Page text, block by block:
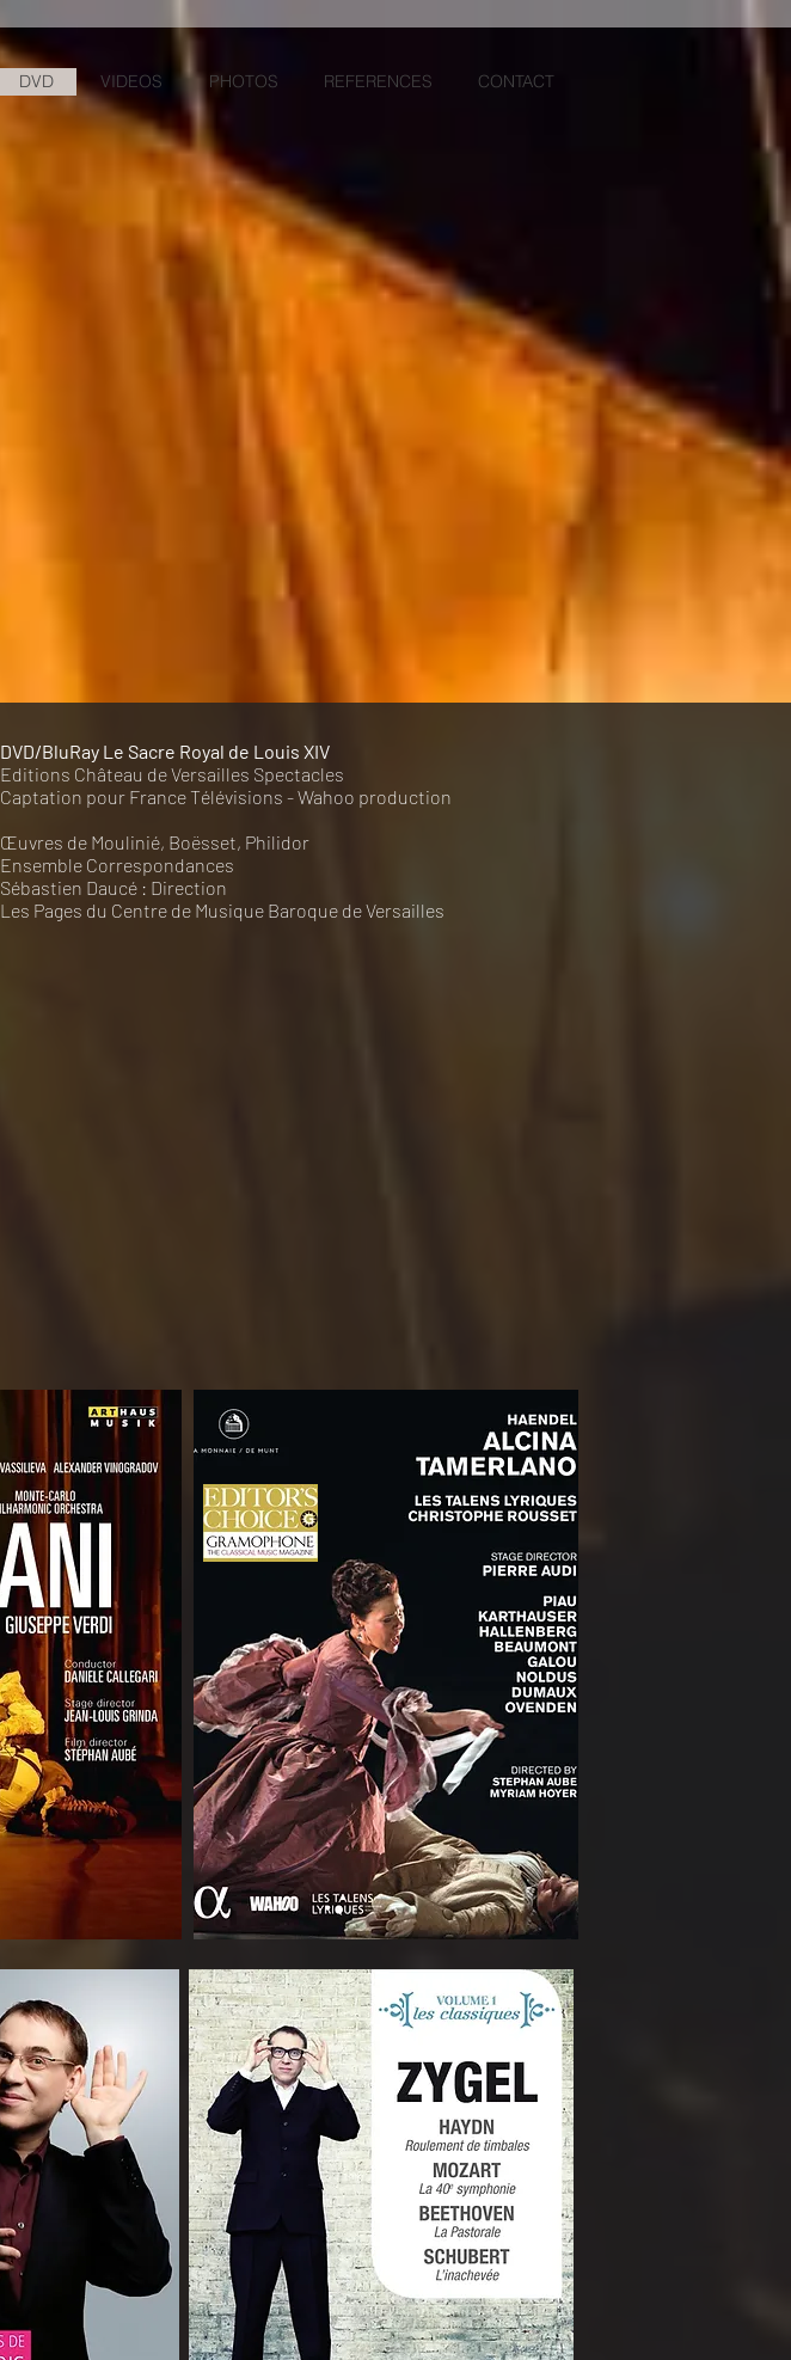
DVD VIDEOS PHOTOS REFERENCES CONTACT
DVD/BluRay Le Sacre Royal de Louis XIV
Editions Château de Versailles Spectacles
Captation pour France Télévisions - Wahoo production
Œuvres de Moulinié, Boësset, Philidor
Ensemble Correspondances
Sébastien Daucé : Direction
Les Pages du Centre de Musique Baroque de Versailles